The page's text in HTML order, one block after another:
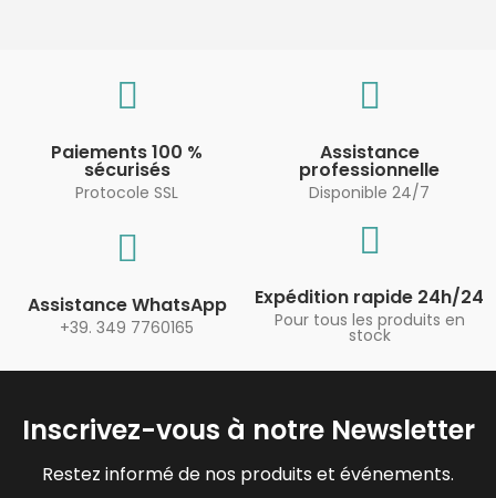
Paiements 100 %
sécurisés
Protocole SSL
Assistance
professionnelle
Disponible 24/7
Assistance WhatsApp
+39. 349 7760165
Expédition rapide 24h/24
Pour tous les produits en
stock
Inscrivez-vous à notre Newsletter
Restez informé de nos produits et événements.